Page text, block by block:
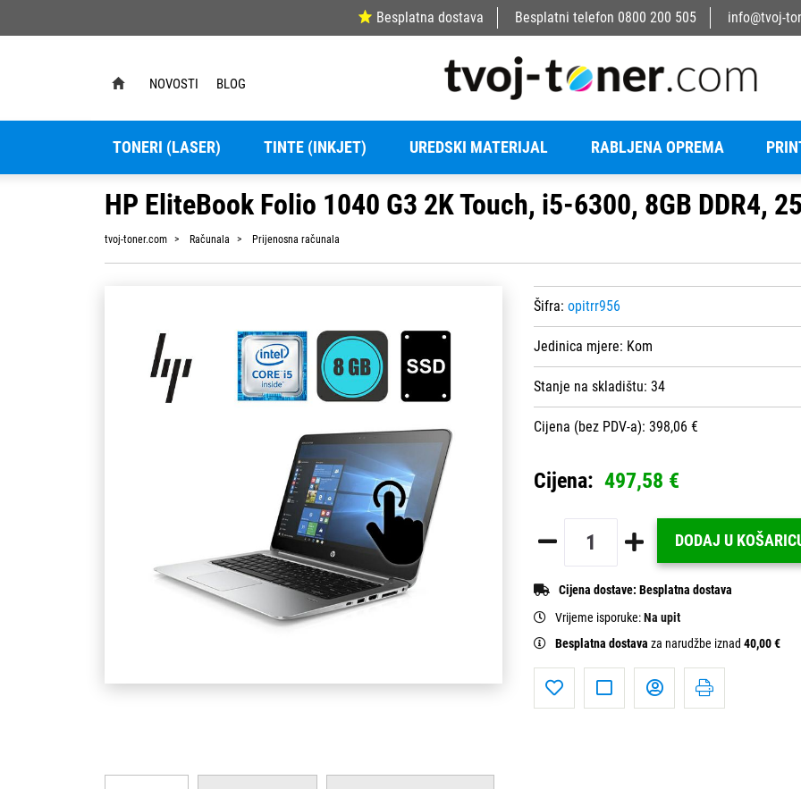
Besplatna dostava Besplatni telefon 0800 200 505 info@tvoj-
NOVOSTI BLOG
TONERI (LASER) TINTE (INKJET) UREDSKI MATERIJAL RABLJENA OPREMA
HP EliteBook Folio 1040 G3 2K Touch, i5-6300, 8GB DDR4,
tvoj-toner.com Računala Prijenosna računala
Šifra: opitrr956
Jedinica mjere: Kom
Stanje na skladištu: 34
Cijena (bez PDV-a): 398,06 €
Cijena: 497,58 €
DODAJ U
Cijena dostave: Besplatna dostava
Vrijeme isporuke:Na upit
Besplatna dostava za narudžbe iznad 40,00 €